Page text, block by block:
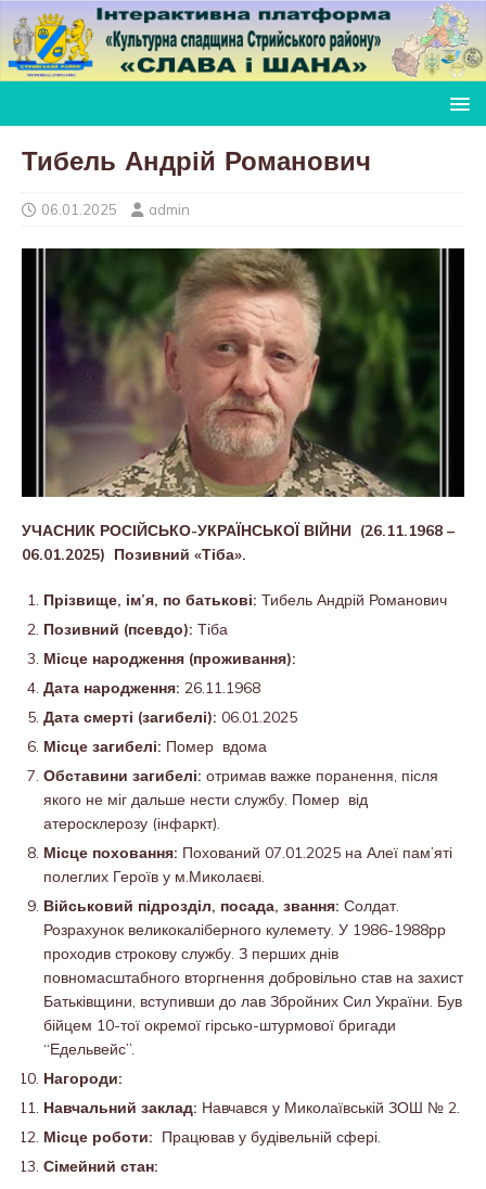
Тибель Андрій Романович
06.01.2025 admin
УЧАСНИК РОСІЙСЬКО-УКРАЇНСЬКОЇ ВІЙНИ (26.11.1968 –
06.01.2025) Позивний «Тіба».
Прізвище, ім’я, по батькові: Тибель Андрій Романович
Позивний (псевдо): Тіба
Місце народження (проживання):
Дата народження: 26.11.1968
Дата смерті (загибелі): 06.01.2025
Місце загибелі: Помер вдома
Обставини загибелі: отримав важке поранення, після
якого не міг дальше нести службу. Помер від
атеросклерозу (інфаркт).
Місце поховання: Похований 07.01.2025 на Алеї пам’яті
полеглих Героїв у м.Миколаєві.
Військовий підрозділ, посада, звання: Солдат.
Розрахунок великокаліберного кулемету. У 1986-1988рр
проходив строкову службу. З перших днів
повномасштабного вторгнення добровільно став на захист
Батьківщини, вступивши до лав Збройних Сил України. Був
бійцем 10-тої окремої гірсько-штурмової бригади
“Едельвейс”.
Нагороди:
Навчальний заклад: Навчався у Миколаївській ЗОШ № 2.
Місце роботи: Працював у будівельній сфері.
Сімейний стан: